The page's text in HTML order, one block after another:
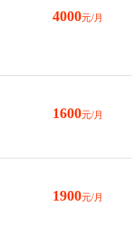
4000元/月
1600元/月
1900元/月